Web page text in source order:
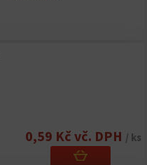
0,59 Kč vč. DPH / ks